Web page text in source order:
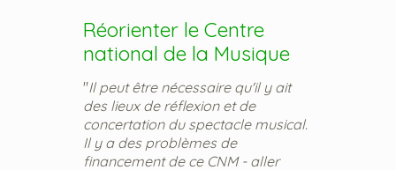
Réorienter le Centre
national de la Musique
"Il peut être nécessaire qu'il y ait
des lieux de réflexion et de
concertation du spectacle musical.
Il y a des problèmes de
financement de ce CNM - aller